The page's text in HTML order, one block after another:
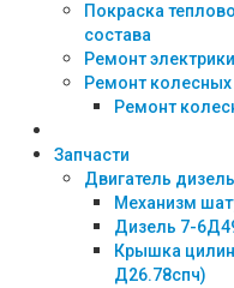
Покраска
состава
Ремонт
Ремонт
Ремонт
Запчасти
Двигатель
Механизм
Дизель 7-
Крышка
Д26.78спч)